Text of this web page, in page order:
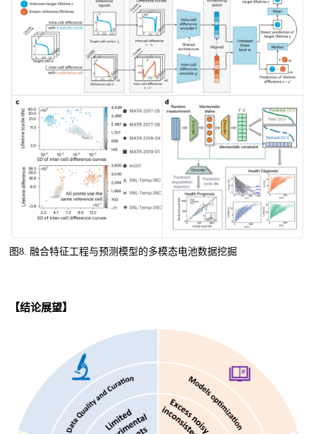
图8. 融合特征工程与预测模型的多模态电池数据挖掘
【结论展望】